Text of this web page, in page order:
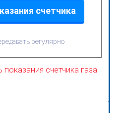
счетчика
регулярно
счетчика газа